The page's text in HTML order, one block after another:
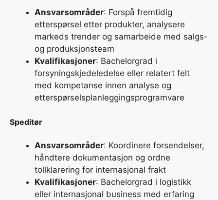
Ansvarsområder: Forspå fremtidig
etterspørsel etter produkter, analysere
markeds trender og samarbeide med salgs-
og produksjonsteam
Kvalifikasjoner: Bachelorgrad i
forsyningskjedeledelse eller relatert felt
med kompetanse innen analyse og
etterspørselsplanleggingsprogramvare
Speditør
Ansvarsområder: Koordinere forsendelser,
håndtere dokumentasjon og ordne
tollklarering for internasjonal frakt
Kvalifikasjoner: Bachelorgrad i logistikk
eller internasjonal business med erfaring